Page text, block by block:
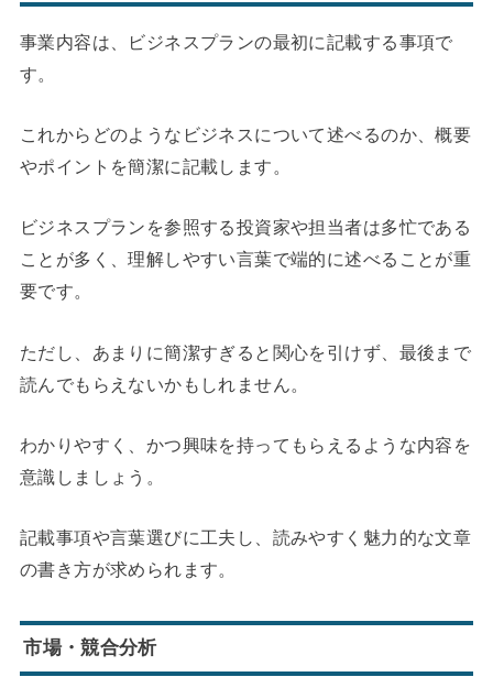
事業内容は、ビジネスプランの最初に記載する事項で
す。
これからどのようなビジネスについて述べるのか、概要
やポイントを簡潔に記載します。
ビジネスプランを参照する投資家や担当者は多忙である
ことが多く、理解しやすい言葉で端的に述べることが重
要です。
ただし、あまりに簡潔すぎると関心を引けず、最後まで
読んでもらえないかもしれません。
わかりやすく、かつ興味を持ってもらえるような内容を
意識しましょう。
記載事項や言葉選びに工夫し、読みやすく魅力的な文章
の書き方が求められます。
市場・競合分析